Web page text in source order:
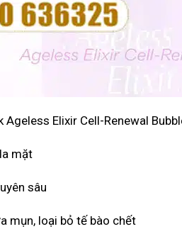
Elixir Cell-Renewal
mặt
sâu
mụn, loại bỏ tế bào chết